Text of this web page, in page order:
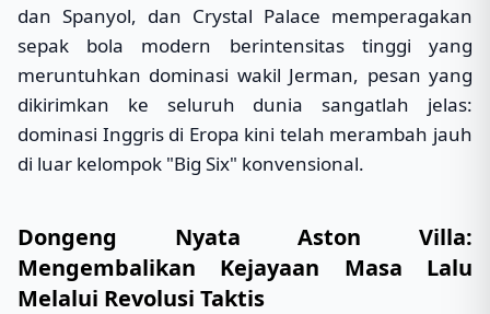
dan Spanyol, dan Crystal Palace memperagakan
sepak bola modern berintensitas tinggi yang
meruntuhkan dominasi wakil Jerman, pesan yang
dikirimkan ke seluruh dunia sangatlah jelas:
dominasi Inggris di Eropa kini telah merambah jauh
di luar kelompok "Big Six" konvensional.
Dongeng Nyata Aston Villa:
Mengembalikan Kejayaan Masa Lalu
Melalui Revolusi Taktis